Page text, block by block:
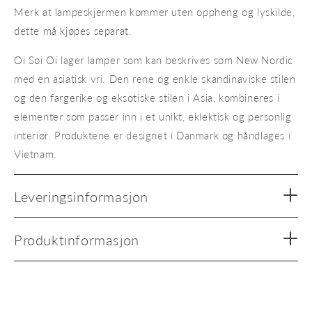
Merk at lampeskjermen kommer uten oppheng og lyskilde,
dette må kjøpes separat.
Oi Soi Oi lager lamper som kan beskrives som New Nordic
med en asiatisk vri. Den rene og enkle skandinaviske stilen
og den fargerike og eksotiske stilen i Asia, kombineres i
elementer som passer inn i et unikt, eklektisk og personlig
interiør. Produktene er designet i Danmark og håndlages i
Vietnam.
Leveringsinformasjon
Produktinformasjon